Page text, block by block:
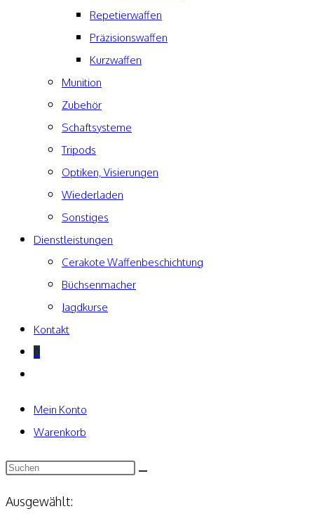
Repetierwaffen
Präzisionswaffen
Kurzwaffen
Munition
Zubehör
Schaftsysteme
Tripods
Optiken, Visierungen
Wiederladen
Sonstiges
Dienstleistungen
Cerakote Waffenbeschichtung
Büchsenmacher
Jagdkurse
Kontakt
0
umschalten
Mein Konto
Warenkorb
Ausgewählt: